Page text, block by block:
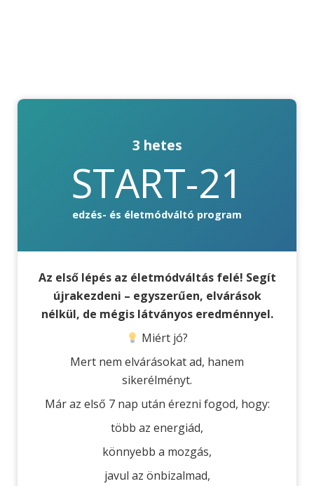
3 hetes
START-21
edzés- és életmódváltó program
Az első lépés az életmódváltás felé! Segít
újrakezdeni – egyszerűen, elvárások
nélkül, de mégis látványos eredménnyel.
Miért jó?
Mert nem elvárásokat ad, hanem
sikerélményt.
Már az első 7 nap után érezni fogod, hogy:
több az energiád,
könnyebb a mozgás,
javul az önbizalmad,